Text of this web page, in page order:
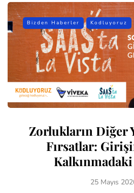
Bizden Haberler Kodluyoruz
Zorlukların Diğer
Fırsatlar:
25 Mayıs